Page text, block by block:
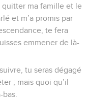
quitter ma famille et le
et m’a promis par
te fera
emmener de là-
tu seras dégagé
; mais quoi qu’il